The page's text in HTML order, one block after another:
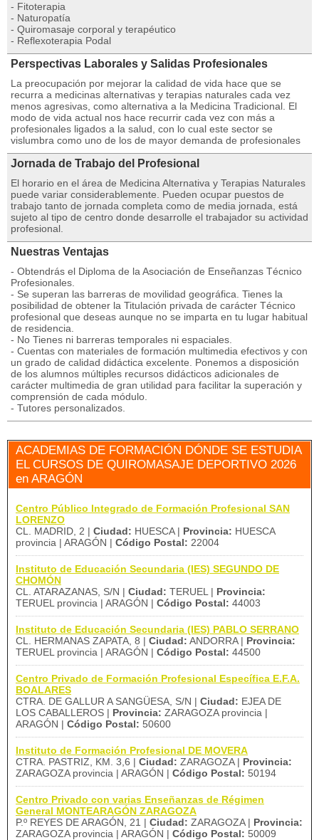
- Fitoterapia
- Naturopatía
- Quiromasaje corporal y terapéutico
- Reflexoterapia Podal
Perspectivas Laborales y Salidas Profesionales
La preocupación por mejorar la calidad de vida hace que se
recurra a medicinas alternativas y terapias naturales cada vez
menos agresivas, como alternativa a la Medicina Tradicional. El
modo de vida actual nos hace recurrir cada vez con más a
profesionales ligados a la salud, con lo cual este sector se
vislumbra como uno de los de mayor demanda de profesionales
Jornada de Trabajo del Profesional
El horario en el área de Medicina Alternativa y Terapias Naturales
puede variar considerablemente. Pueden ocupar puestos de
trabajo tanto de jornada completa como de media jornada, está
sujeto al tipo de centro donde desarrolle el trabajador su actividad
profesional.
Nuestras Ventajas
- Obtendrás el Diploma de la Asociación de Enseñanzas Técnico
Profesionales.
- Se superan las barreras de movilidad geográfica. Tienes la
posibilidad de obtener la Titulación privada de carácter Técnico
profesional que deseas aunque no se imparta en tu lugar habitual
de residencia.
- No Tienes ni barreras temporales ni espaciales.
- Cuentas con materiales de formación multimedia efectivos y con
un grado de calidad didáctica excelente. Ponemos a disposición
de los alumnos múltiples recursos didácticos adicionales de
carácter multimedia de gran utilidad para facilitar la superación y
comprensión de cada módulo.
- Tutores personalizados.
ACADEMIAS DE FORMACIÓN DÓNDE SE ESTUDIA
EL CURSOS DE QUIROMASAJE DEPORTIVO 2026
en ARAGÓN
Centro Público Integrado de Formación Profesional SAN
LORENZO
CL. MADRID, 2 | Ciudad: HUESCA | Provincia: HUESCA
provincia | ARAGÓN | Código Postal: 22004
Instituto de Educación Secundaria (IES) SEGUNDO DE
CHOMÓN
CL. ATARAZANAS, S/N | Ciudad: TERUEL | Provincia:
TERUEL provincia | ARAGÓN | Código Postal: 44003
Instituto de Educación Secundaria (IES) PABLO SERRANO
CL. HERMANAS ZAPATA, 8 | Ciudad: ANDORRA | Provincia:
TERUEL provincia | ARAGÓN | Código Postal: 44500
Centro Privado de Formación Profesional Específica E.F.A.
BOALARES
CTRA. DE GALLUR A SANGÜESA, S/N | Ciudad: EJEA DE
LOS CABALLEROS | Provincia: ZARAGOZA provincia |
ARAGÓN | Código Postal: 50600
Instituto de Formación Profesional DE MOVERA
CTRA. PASTRIZ, KM. 3,6 | Ciudad: ZARAGOZA | Provincia:
ZARAGOZA provincia | ARAGÓN | Código Postal: 50194
Centro Privado con varias Enseñanzas de Régimen
General MONTEARAGÓN ZARAGOZA
P.º REYES DE ARAGÓN, 21 | Ciudad: ZARAGOZA | Provincia:
ZARAGOZA provincia | ARAGÓN | Código Postal: 50009